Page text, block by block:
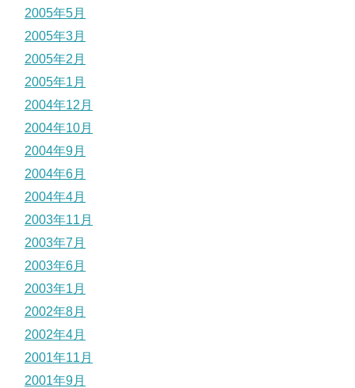
2005年5月
2005年3月
2005年2月
2005年1月
2004年12月
2004年10月
2004年9月
2004年6月
2004年4月
2003年11月
2003年7月
2003年6月
2003年1月
2002年8月
2002年4月
2001年11月
2001年9月